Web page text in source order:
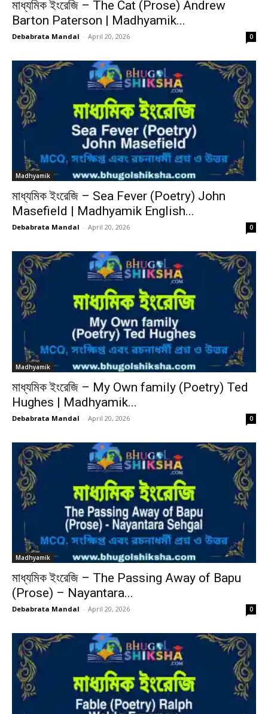
মাধ্যমিক ইংরেজি – The Cat (Prose) Andrew
Barton Paterson | Madhyamik...
Debabrata Mandal - April 20, 2026 0
Madhyamik
মাধ্যমিক ইংরেজি – Sea Fever (Poetry) John
Masefield | Madhyamik English...
Debabrata Mandal - April 20, 2026 0
Madhyamik
মাধ্যমিক ইংরেজি – My Own family (Poetry) Ted
Hughes | Madhyamik...
Debabrata Mandal - April 20, 2026 0
Madhyamik
মাধ্যমিক ইংরেজি – The Passing Away of Bapu
(Prose) – Nayantara...
Debabrata Mandal - April 20, 2026 0